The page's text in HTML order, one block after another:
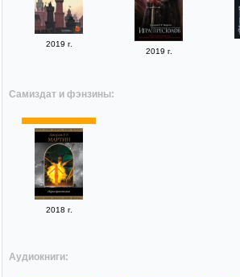
2019 г.
2019 г.
Самиздат и фэнзины:
2018 г.
Аудиокниги: